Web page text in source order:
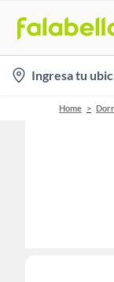
location-
icon
Ingresa tu
Home